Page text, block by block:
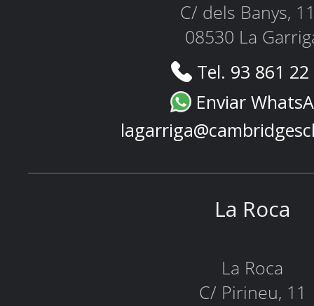
C/ dels Banys,
08530 La
Tel. 93 861
Enviar
La Roca
La Roca
C/ Pirineu, 11